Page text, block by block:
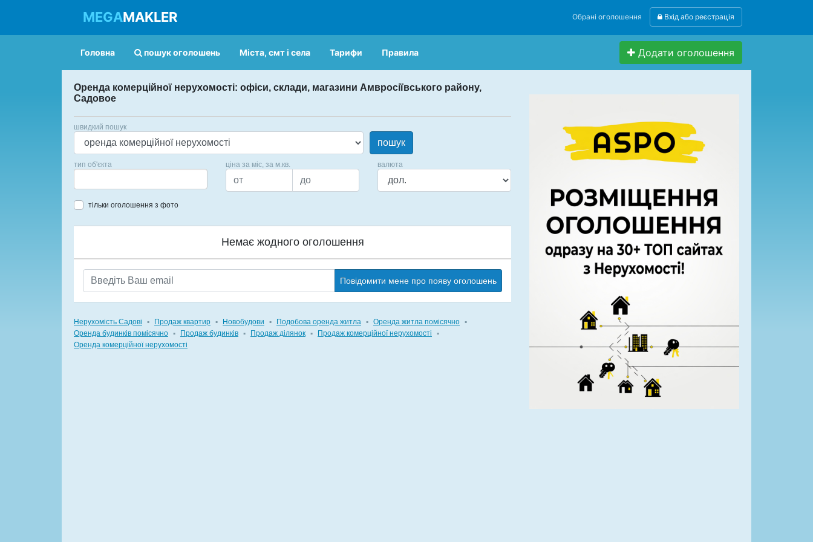
MEGAMAKLER Обрані оголошення Вхід або реєстрація
Головна пошук оголошень Міста, смт і села Тарифи Правила Додати оголошення
Оренда комерційної нерухомості: офіси, склади, магазини Амвросіївського району,
Садовое
швидкий пошук
пошук
тип об'єкта ціна за міс, за м.кв. валюта
тільки оголошення з фото
Немає жодного оголошення
Повідомити мене про появу оголошень
Нерухомість Садові ▪ Продаж квартир ▪ Новобудови ▪ Подобова оренда житла ▪ Оренда житла помісячно ▪
Оренда будинків помісячно ▪ Продаж будинків ▪ Продаж ділянок ▪ Продаж комерційної нерухомості
▪
Оренда комерційної нерухомості